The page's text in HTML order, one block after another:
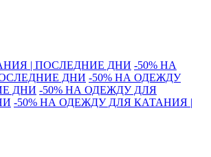
| ПОСЛЕДНИЕ ДНИ -50% НА
ДНИ -50% НА ОДЕЖДУ
ДНИ -50% НА ОДЕЖДУ ДЛЯ
-50% НА ОДЕЖДУ ДЛЯ КАТАНИЯ |